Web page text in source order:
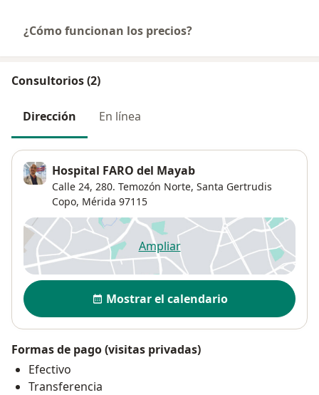
¿Cómo funcionan los precios?
Consultorios (2)
Dirección En línea
Hospital FARO del Mayab
Calle 24, 280. Temozón Norte, Santa Gertrudis
Copo, Mérida 97115
Ampliarse abre en una nueva
Disponibilidad
Mostrar el calendario
Formas de pago (visitas privadas)
Efectivo
Transferencia